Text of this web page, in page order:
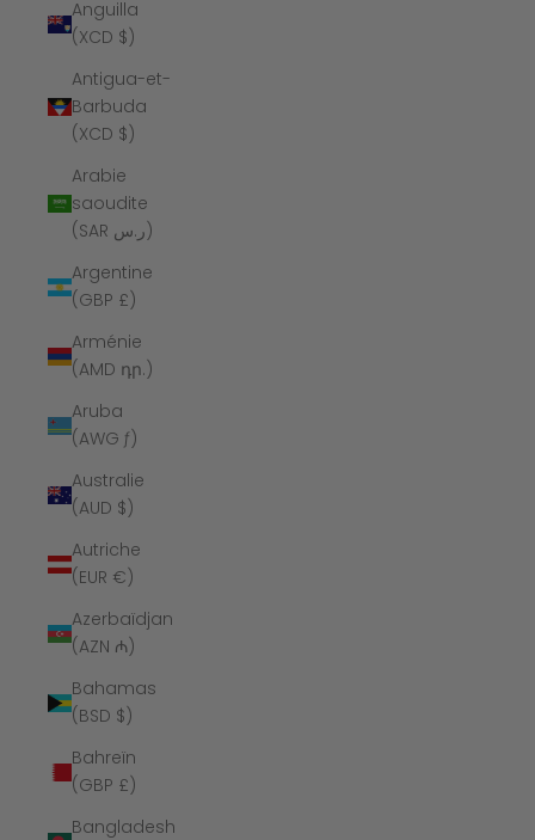
Anguilla
(XCD $)
Antigua-et-
Barbuda
(XCD $)
Arabie
saoudite
(SAR ر.س)
Argentine
(GBP £)
Arménie
(AMD դր.)
Aruba
(AWG ƒ)
Australie
(AUD $)
Autriche
(EUR €)
Azerbaïdjan
(AZN ₼)
Bahamas
(BSD $)
Bahreïn
(GBP £)
Bangladesh